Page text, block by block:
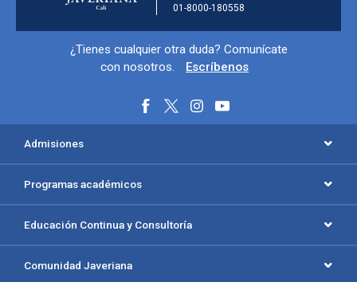
01-8000-180558
Información y redes sociales
¿Tienes cualquier otra duda? Comunícate
con nosotros.
Escríbenos
Menú principal del footer
Admisiones
Programas académicos
Educación Continua y Consultoría
Comunidad Javeriana